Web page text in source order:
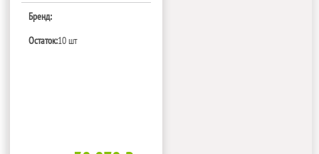
Бренд:
Остаток:10 шт